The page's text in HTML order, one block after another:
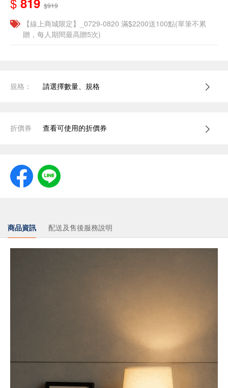
$919
【線上商城限定】_0729-0820 滿$2200送100點(單筆不累
贈，每人期間最高贈5次)
規格： 請選擇數量、規格
折價券 查看可使用的折價券
商品資訊 配送及售後服務說明